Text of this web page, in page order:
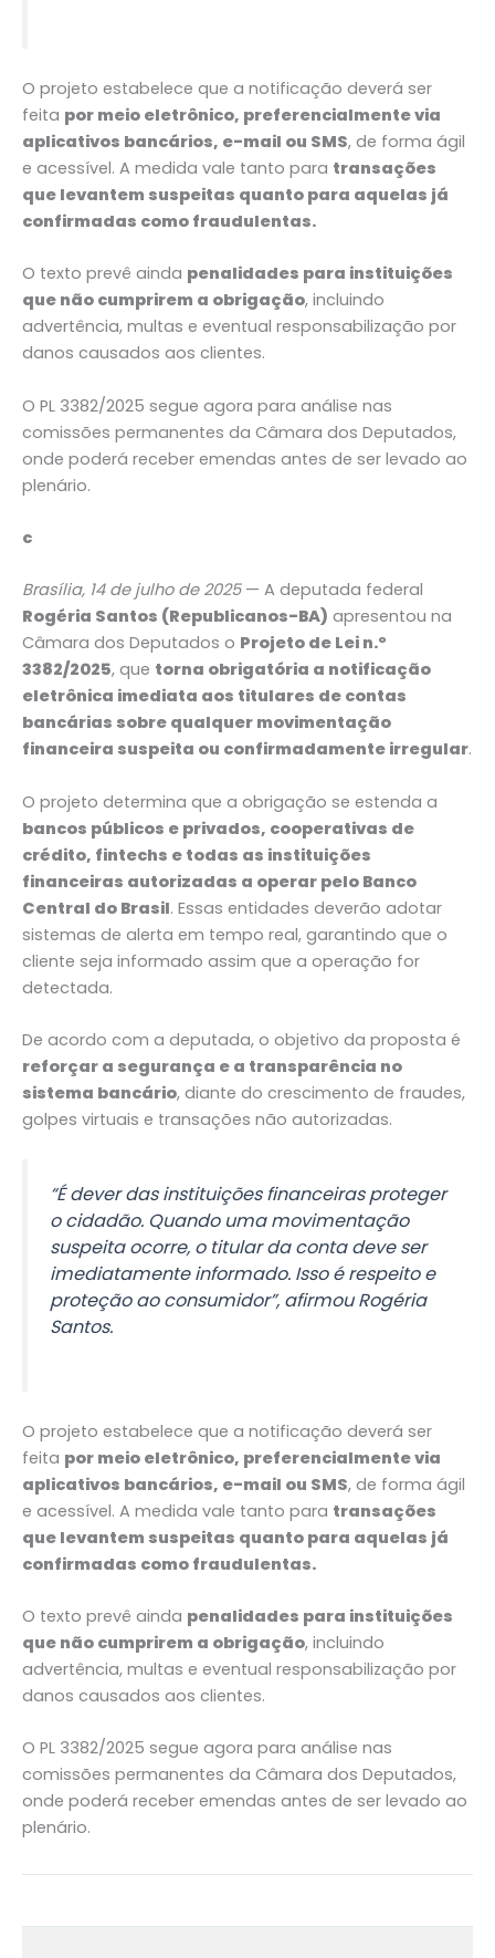
O projeto estabelece que a notificação deverá ser
feita por meio eletrônico, preferencialmente via
aplicativos bancários, e-mail ou SMS, de forma ágil
e acessível. A medida vale tanto para transações
que levantem suspeitas quanto para aquelas já
confirmadas como fraudulentas.
O texto prevê ainda penalidades para instituições
que não cumprirem a obrigação, incluindo
advertência, multas e eventual responsabilização por
danos causados aos clientes.
O PL 3382/2025 segue agora para análise nas
comissões permanentes da Câmara dos Deputados,
onde poderá receber emendas antes de ser levado ao
plenário.
c
Brasília, 14 de julho de 2025— A deputada federal
Rogéria Santos (Republicanos-BA) apresentou na
Câmara dos Deputados o Projeto de Lei n.º
3382/2025, que torna obrigatória a notificação
eletrônica imediata aos titulares de contas
bancárias sobre qualquer movimentação
financeira suspeita ou confirmadamente irregular.
O projeto determina que a obrigação se estenda a
bancos públicos e privados, cooperativas de
crédito, fintechs e todas as instituições
financeiras autorizadas a operar pelo Banco
Central do Brasil. Essas entidades deverão adotar
sistemas de alerta em tempo real, garantindo que o
cliente seja informado assim que a operação for
detectada.
De acordo com a deputada, o objetivo da proposta é
reforçar a segurança e a transparência no
sistema bancário, diante do crescimento de fraudes,
golpes virtuais e transações não autorizadas.
“É dever das instituições financeiras proteger
o cidadão. Quando uma movimentação
suspeita ocorre, o titular da conta deve ser
imediatamente informado. Isso é respeito e
proteção ao consumidor”, afirmou Rogéria
Santos.
O projeto estabelece que a notificação deverá ser
feita por meio eletrônico, preferencialmente via
aplicativos bancários, e-mail ou SMS, de forma ágil
e acessível. A medida vale tanto para transações
que levantem suspeitas quanto para aquelas já
confirmadas como fraudulentas.
O texto prevê ainda penalidades para instituições
que não cumprirem a obrigação, incluindo
advertência, multas e eventual responsabilização por
danos causados aos clientes.
O PL 3382/2025 segue agora para análise nas
comissões permanentes da Câmara dos Deputados,
onde poderá receber emendas antes de ser levado ao
plenário.